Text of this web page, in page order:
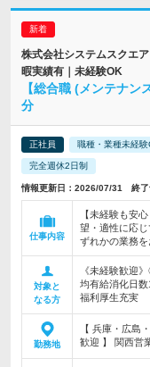
株式会社システムスクエ
暇実績有｜未経験OK
【総合職 (メンテナン
分
正社員 職種・業種未経験
完全週休2日制
情報更新日：2026/07/31 終了
仕事内容
【未経験も安
望・適性に応
ずれかの業務を
対象と
なる方
《未経験歓迎
均有給消化日
福利厚生充実
勤務地
【 兵庫・広島
歓迎 】 関西営